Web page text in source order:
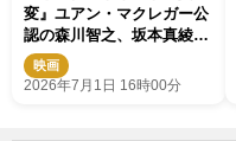
変』ユアン・マクレガー公
認の森川智之、坂本真綾＆
早見沙織＆木村皐誠が吹替
声優に決定
映画
2026年7月1日 16時00分